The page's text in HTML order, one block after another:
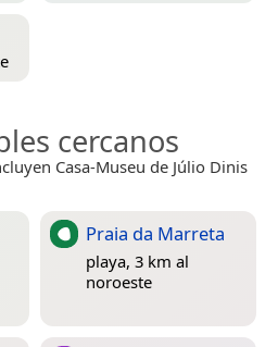
cercanos
Casa-Museu de Júlio Dinis
Praia da Marreta
playa, 3 km al
noroeste